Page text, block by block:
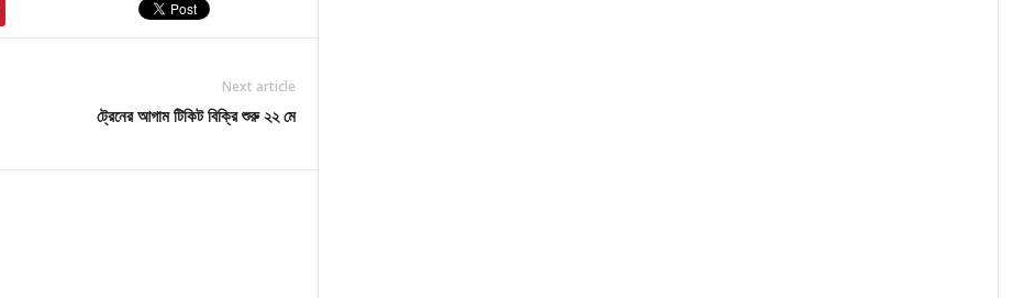
Next article
ট্রেনের আগাম টিকিট বিক্রি শুরু ২২ মে